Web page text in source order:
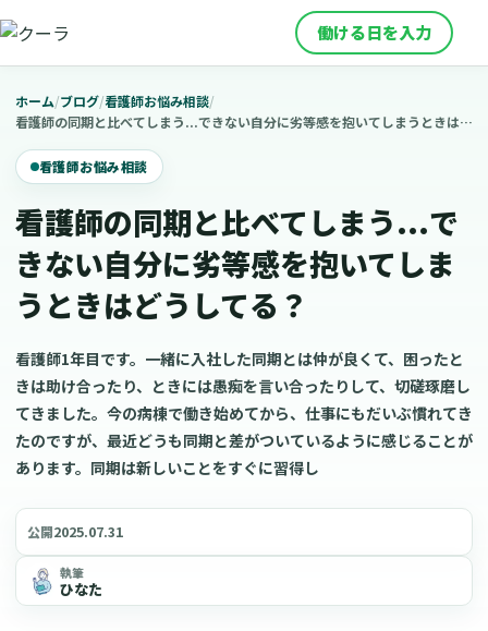
働ける日を入力
ホーム/ブログ/看護師お悩み相談/
看護師の同期と比べてしまう...できない自分に劣等感を抱いてしまうときはどうしてる？
看護師お悩み相談
看護師の同期と比べてしまう...で
きない自分に劣等感を抱いてしま
うときはどうしてる？
看護師1年目です。一緒に入社した同期とは仲が良くて、困ったと
きは助け合ったり、ときには愚痴を言い合ったりして、切磋琢磨し
てきました。今の病棟で働き始めてから、仕事にもだいぶ慣れてき
たのですが、最近どうも同期と差がついているように感じることが
あります。同期は新しいことをすぐに習得し
公開2025.07.31
執筆
ひなた